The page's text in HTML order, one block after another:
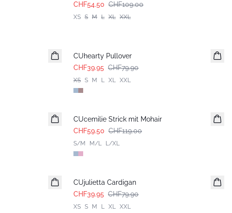
CHF54.50 CHF109.00
XS S M L XL XXL
CUhearty Pullover
CHF39.95 CHF79.90
XS S M L XL XXL
CUcemilie Strick mit Mohair
CHF59.50 CHF119.00
S/M M/L L/XL
CUjulietta Cardigan
CHF39.95 CHF79.90
XS S M L XL XXL